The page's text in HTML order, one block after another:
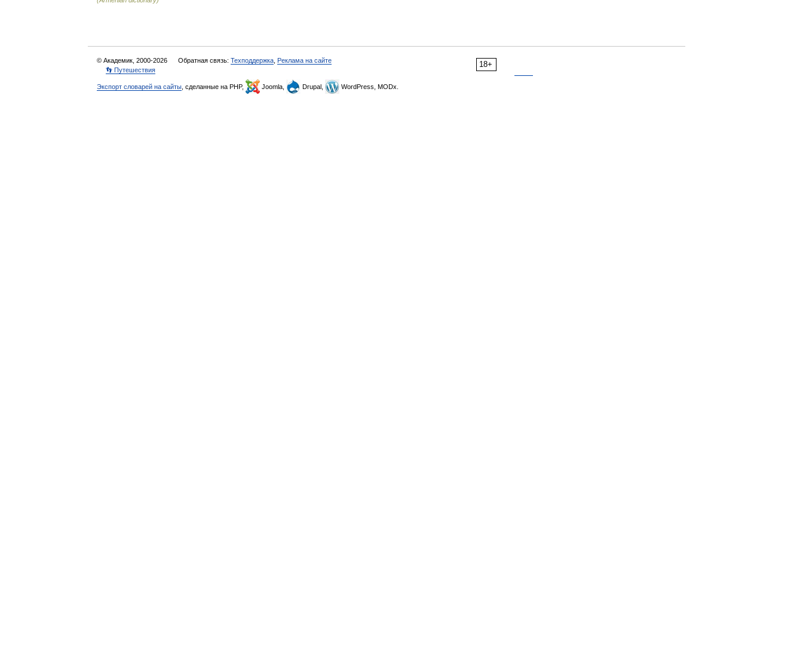
18+
© Академик, 2000-2026 Обратная связь: Техподдержка Реклама на сайте
👣 Путешествия
Экспорт словарей на сайты , сделанные на PHP, Joomla, Drupal, WordPress, MODx.